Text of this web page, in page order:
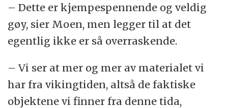
– Dette er kjempespennende og veldig
gøy, sier Moen, men legger til at det
egentlig ikke er så overraskende.
– Vi ser at mer og mer av materialet vi
har fra vikingtiden, altså de faktiske
objektene vi finner fra denne tida,